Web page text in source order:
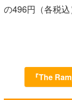
の496円（各税込
『The